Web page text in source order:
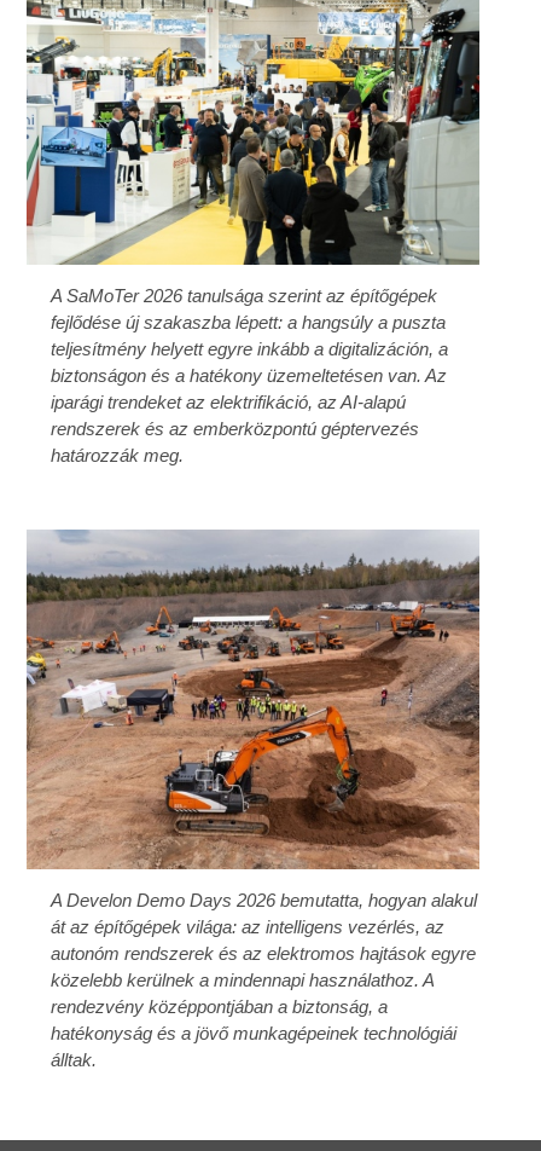
A SaMoTer 2026 tanulsága szerint az építőgépek
fejlődése új szakaszba lépett: a hangsúly a puszta
teljesítmény helyett egyre inkább a digitalizáción, a
biztonságon és a hatékony üzemeltetésen van. Az
iparági trendeket az elektrifikáció, az AI-alapú
rendszerek és az emberközpontú géptervezés
határozzák meg.
A Develon Demo Days 2026 bemutatta, hogyan alakul
át az építőgépek világa: az intelligens vezérlés, az
autonóm rendszerek és az elektromos hajtások egyre
közelebb kerülnek a mindennapi használathoz. A
rendezvény középpontjában a biztonság, a
hatékonyság és a jövő munkagépeinek technológiái
álltak.